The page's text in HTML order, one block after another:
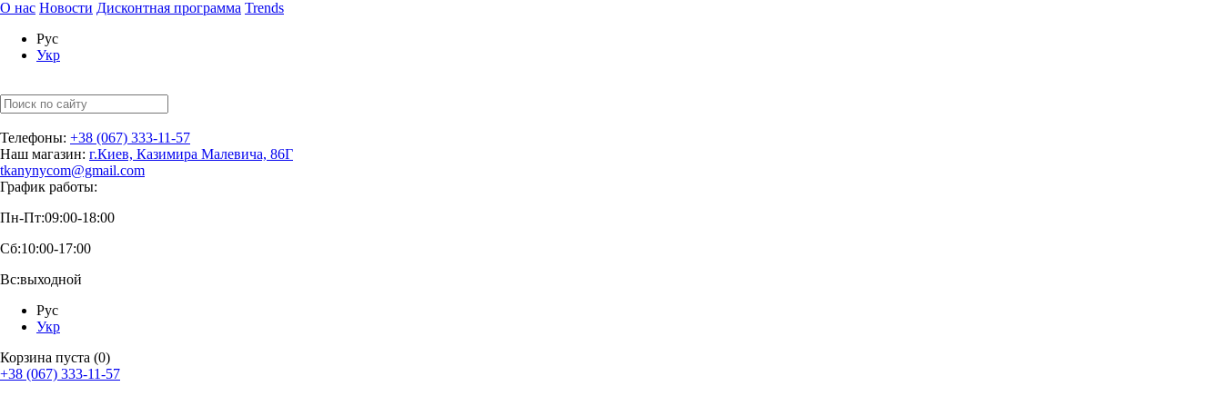
О нас Новости Дисконтная программа Trends
Рус
Укр
Телефоны: +38 (067) 333-11-57
Наш магазин: г.Киев, Казимира Малевича, 86Г
tkanynycom@gmail.com
График работы:
Пн-Пт:09:00-18:00
Сб:10:00-17:00
Вс:выходной
Рус
Укр
Корзина пуста (0)
+38 (067) 333-11-57